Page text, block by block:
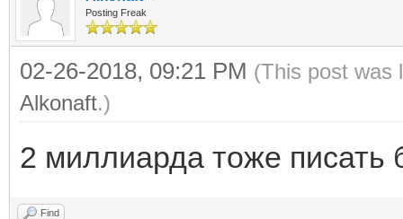
Posting Freak
02-26-2018, 09:21 PM (This post was
Alkonaft.)
2 миллиарда тоже писать
Find